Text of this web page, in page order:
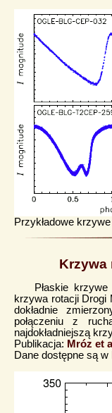
Przykładowe
Krzywa
Płaskie
krzywa rotacji Drogi
dokładnie
połączeniu z
najdokładniejszą
Publikacja: Mróz et
Dane dostępne są w